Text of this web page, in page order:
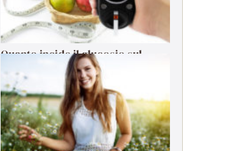
Quanto incide il glucosio sul
sistema immunitario?